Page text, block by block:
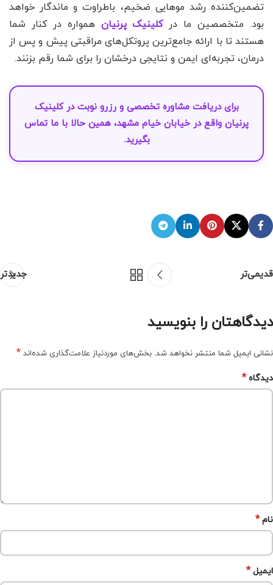
تضمین‌کننده رشد موهایی ضخیم، باطراوت و ماندگار خواهد
بود. متخصصین ما درکلینیک پرنیان همواره در کنار شما
هستند تا با ارائه جامع‌ترین پروتکل‌های مراقبتی پیش و پس از
درمان، تجربه‌ای ایمن و نتایجی درخشان را برای شما رقم بزنند.
برای دریافت مشاوره تخصصی ورزرو نوبتدرکلینیک
پرنیان واقع در خیابان خیام مشهد، همین حالا با ما تماس
بگیرید.
جدیدتر قدیمی‌تر
دیدگاهتان را بنویسید
نشانی ایمیل شما منتشر نخواهد شد. بخش‌های موردنیاز علامت‌گذاری شده‌اند *
دیدگاه*
نام*
ایمیل*